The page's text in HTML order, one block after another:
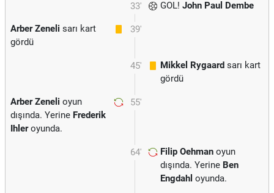
33' GOL! John Paul Dembe
39'
Arber Zeneli sarı kart
gördü
45' Mikkel Rygaard sarı kart
gördü
55'
Arber Zeneli oyun
dışında. Yerine Frederik
Ihleroyunda.
64' Filip Oehman oyun
dışında. Yerine Ben
Engdahl oyunda.